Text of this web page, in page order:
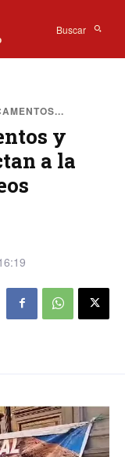
Buscar
y
a la